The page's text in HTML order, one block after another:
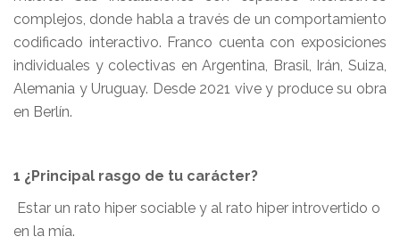
complejos, donde habla a través de un comportamiento
codificado interactivo. Franco cuenta con exposiciones
individuales y colectivas en Argentina, Brasil, Irán, Suiza,
Alemania y Uruguay. Desde 2021 vive y produce su obra
en Berlín.
1 ¿Principal rasgo de tu carácter?
Estar un rato hiper sociable y al rato hiper introvertido o
en la mía.